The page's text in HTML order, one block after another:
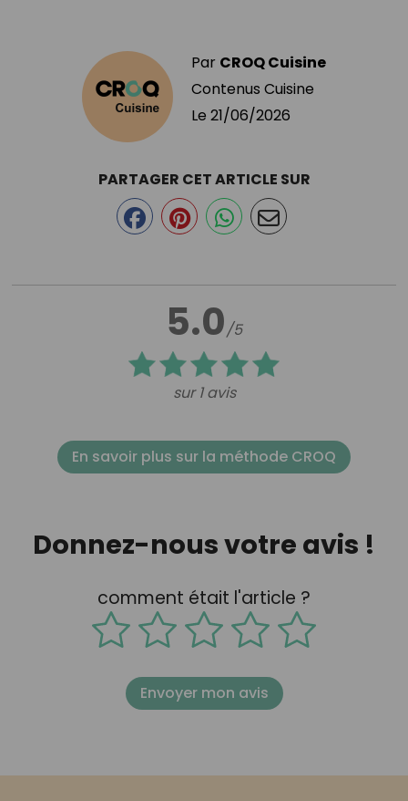
Par CROQ Cuisine
Contenus Cuisine
Le 21/06/2026
5.0/5
sur 1 avis
PARTAGER CET ARTICLE SUR
En savoir plus sur la méthode CROQ
Donnez-nous votre avis !
comment était l'article ?
Envoyer mon avis